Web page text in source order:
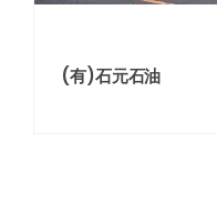
(有)石元石油